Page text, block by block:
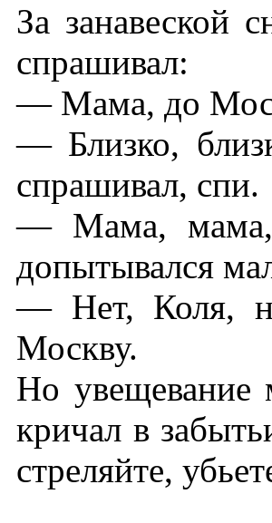
За занавеской
спрашивал:
— Мама, до
— Близко,
спрашивал, спи.
— Мама, мама,
допытывался
— Нет, Коля,
Москву.
Но увещевание
кричал в
стреляйте,